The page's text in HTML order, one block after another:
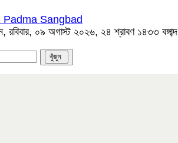
রবিবার, ০৯ অগাস্ট ২০২৬, ২৪ শ্রাবণ ১৪৩৩ বঙ্গাব্দ